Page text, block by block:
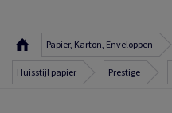
Papier, Karton, Enveloppen
Huisstijl papier Prestige